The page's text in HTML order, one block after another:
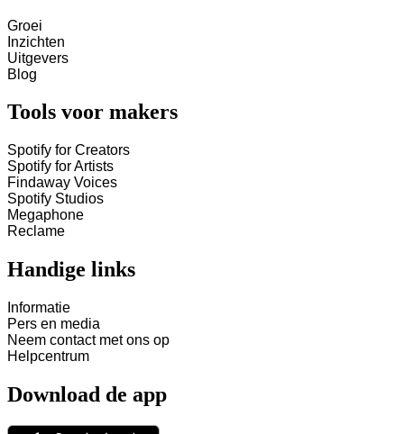
Groei
Inzichten
Uitgevers
Blog
Tools voor makers
Spotify for Creators
Spotify for Artists
Findaway Voices
Spotify Studios
Megaphone
Reclame
Handige links
Informatie
Pers en media
Neem contact met ons op
Helpcentrum
Download de app